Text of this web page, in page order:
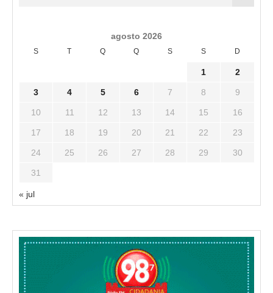
agosto 2026
S T Q Q S S D
1 2
3 4 5 6 7 8 9
10 11 12 13 14 15 16
17 18 19 20 21 22 23
24 25 26 27 28 29 30
31
« jul